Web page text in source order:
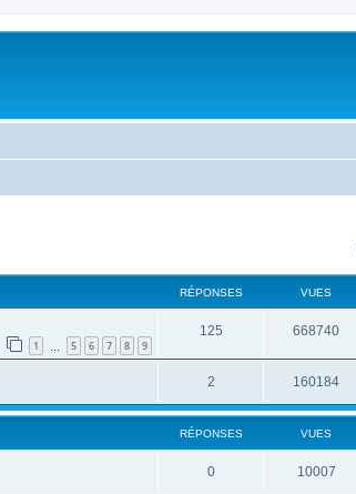
RÉPONSES VUES
1 5 6 7 8 9
125 668740
2 160184
RÉPONSES VUES
0 10007